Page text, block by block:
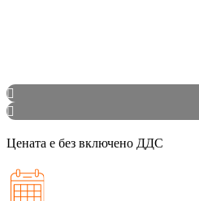
Цената е без включено ДДС